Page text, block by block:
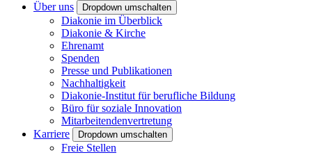
Über uns
Dropdown umschalten
Diakonie im Überblick
Diakonie & Kirche
Ehrenamt
Spenden
Presse und Publikationen
Nachhaltigkeit
Diakonie-Institut für berufliche Bildung
Büro für soziale Innovation
Mitarbeitendenvertretung
Karriere
Dropdown umschalten
Freie Stellen